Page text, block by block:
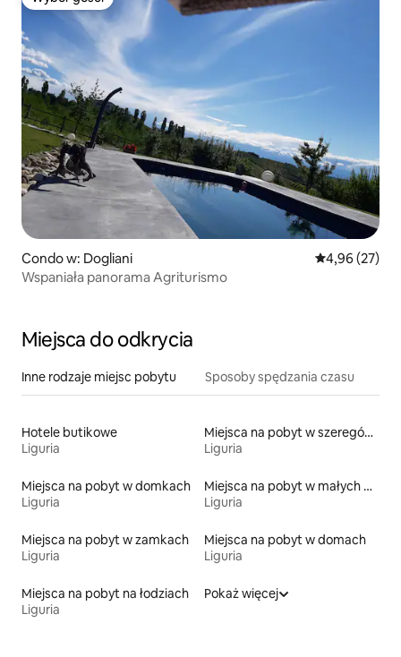
Wybór gości
Condo w: Dogliani Średnia
4,96 (27)
Wspaniała panorama Agriturismo
Miejsca do odkrycia
Inne rodzaje miejsc pobytu Sposoby spędzania czasu
Hotele butikowe
Liguria
Miejsca na pobyt w szeregówkach
Liguria
Miejsca na pobyt w domkach
Liguria
Miejsca na pobyt w małych domkach
Liguria
Miejsca na pobyt w zamkach
Liguria
Miejsca na pobyt w domach
Liguria
Miejsca na pobyt na łodziach
Liguria
Pokaż więcej